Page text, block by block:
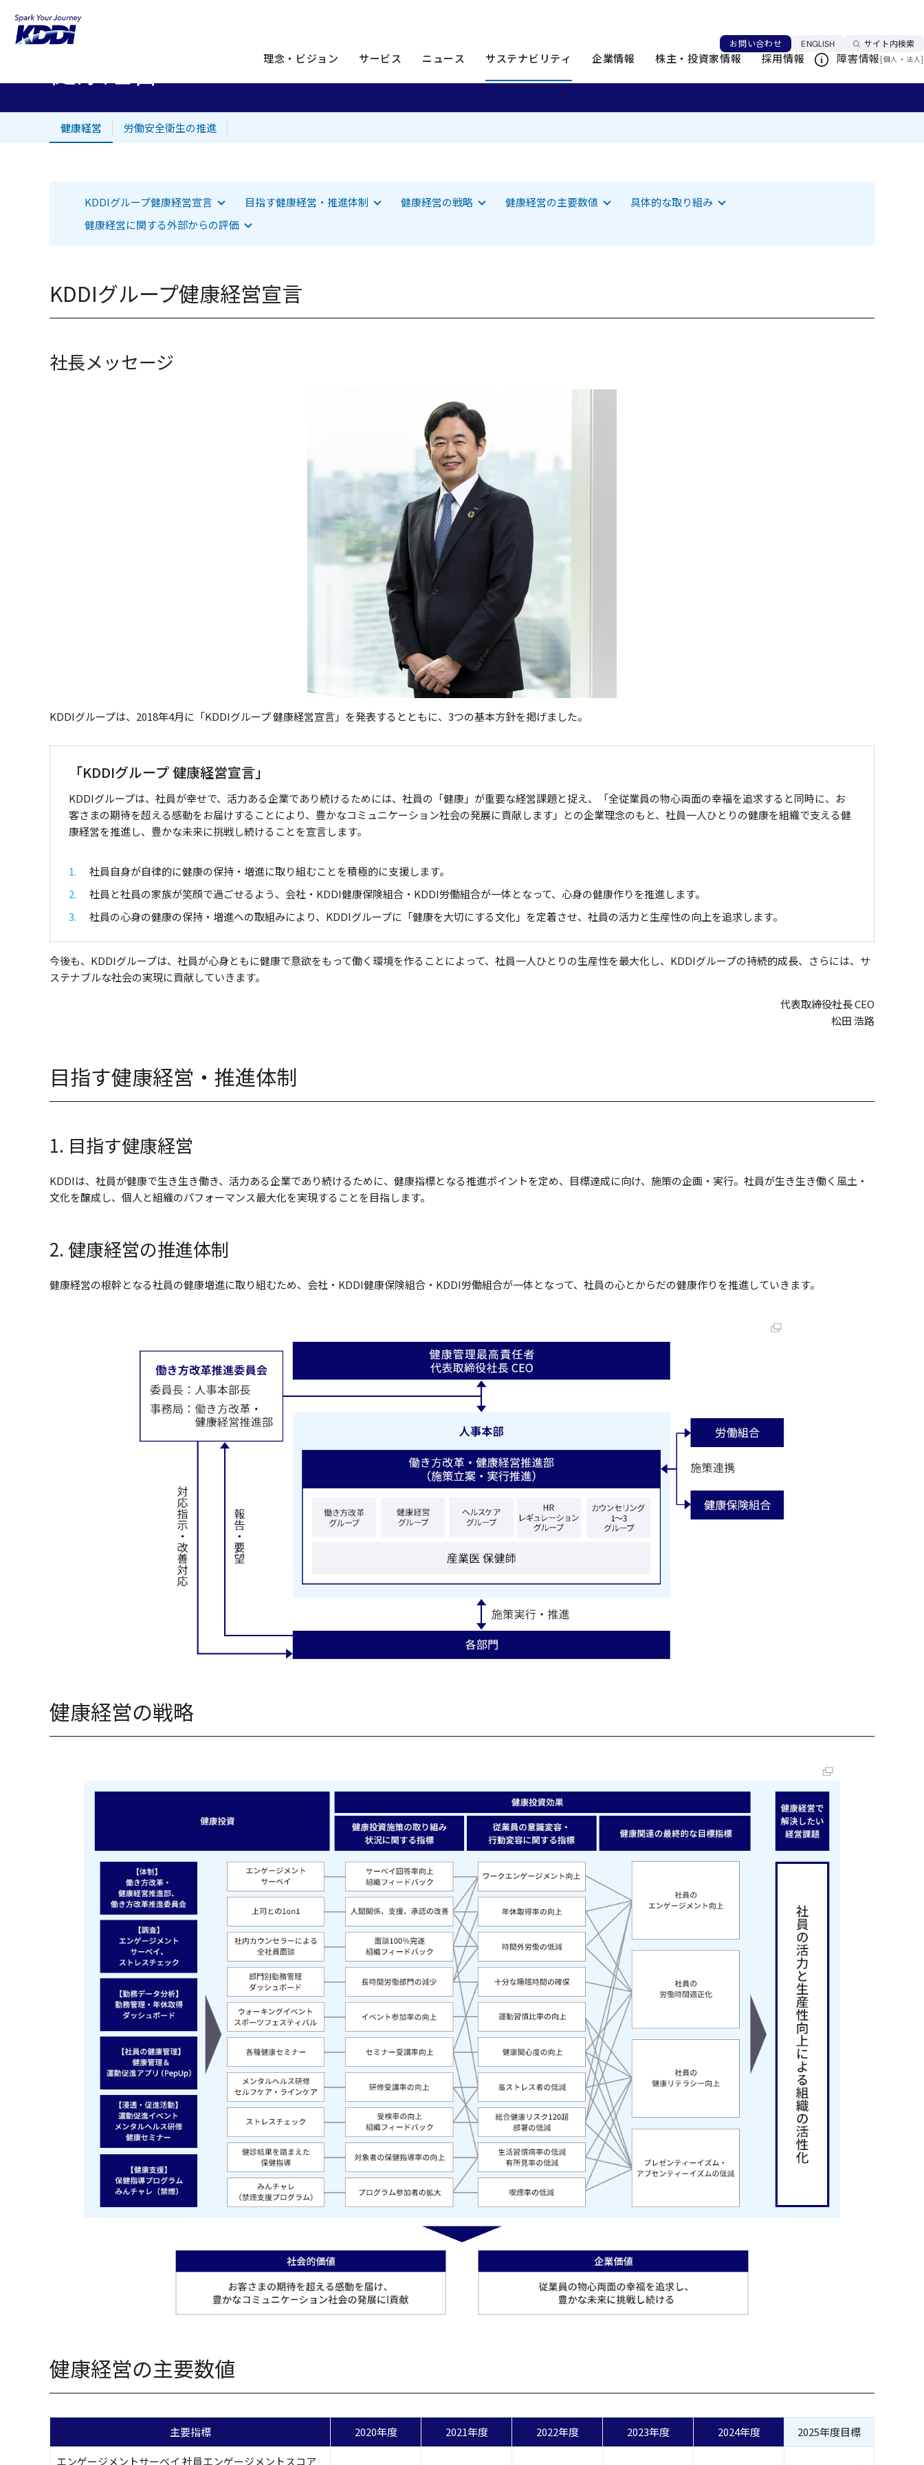
お問い合わせ ENGLISH言語を切り替える
サイト内検索
理念・ビジョン サービス ニュース サステナビリティ 企業情報 株主・投資家情報 採用情報 障害情報[個人 ・ 法人]
KDDIホーム
健康経営 労働安全衛生の推進
KDDIグループ健康経営宣言
該当項目へジャンプします 目指す健康経営・推進体制
該当項目へジャンプします 健康経営の戦略
該当項目へジャンプします健康経営の主要数値
該当項目へジャンプします 具体的な取り組み
該当項目へジャンプします
健康経営に関する外部からの評価
該当項目へジャンプします
KDDIグループ健康経営宣言
社長メッセージ
KDDIグループは、2018年4月に「KDDIグループ 健康経営宣言」を発表するとともに、3つの基本方針を掲げました。
「KDDIグループ 健康経営宣言」
KDDIグループは、社員が幸せで、活力ある企業であり続けるためには、社員の「健康」が重要な経営課題と捉え、「全従業員の物心両面の幸福を追求すると同時に、お
客さまの期待を超える感動をお届けすることにより、豊かなコミュニケーション社会の発展に貢献します」との企業理念のもと、社員一人ひとりの健康を組織で支える健
康経営を推進し、豊かな未来に挑戦し続けることを宣言します。
1
社員自身が自律的に健康の保持・増進に取り組むことを積極的に支援します。
2
社員と社員の家族が笑顔で過ごせるよう、会社・KDDI健康保険組合・KDDI労働組合が一体となって、心身の健康作りを推進します。
3
社員の心身の健康の保持・増進への取組みにより、KDDIグループに「健康を大切にする文化」を定着させ、社員の活力と生産性の向上を追求します。
今後も、KDDIグループは、社員が心身ともに健康で意欲をもって働く環境を作ることによって、社員一人ひとりの生産性を最大化し、KDDIグループの持続的成長、さらには、サ
ステナブルな社会の実現に貢献していきます。
代表取締役社長 CEO
松田 浩路
目指す健康経営・推進体制
1. 目指す健康経営
KDDIは、社員が健康で生き生き働き、活力ある企業であり続けるために、健康指標となる推進ポイントを定め、目標達成に向け、施策の企画・実行。社員が生き生き働く風土・
文化を醸成し、個人と組織のパフォーマンス最大化を実現することを目指します。
2. 健康経営の推進体制
健康経営の根幹となる社員の健康増進に取り組むため、会社・KDDI健康保険組合・KDDI労働組合が一体となって、社員の心とからだの健康作りを推進していきます。
健康経営の戦略
健康経営の主要数値
主要指標 2020年度 2021年度 2022年度 2023年度 2024年度 2025年度目標
エンゲージメントサーベイ 社員エンゲージメントスコア